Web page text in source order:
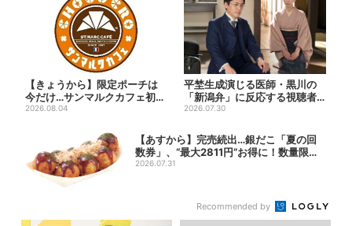
【きょうから】限定ポーチは
今だけ…サンマルクカフェ初の
「夏福袋」、実質無料でレア...
2026.08.04
平埜生成演じる医師・黒川の
「新潟弁」に反応する視聴者
続出「グッときた」
2026.07.30
【あすから】完売続出…銀だこ「夏の回
数券」、“最大2811円”お得に！数量限定
で
2026.07.31
Recommended by